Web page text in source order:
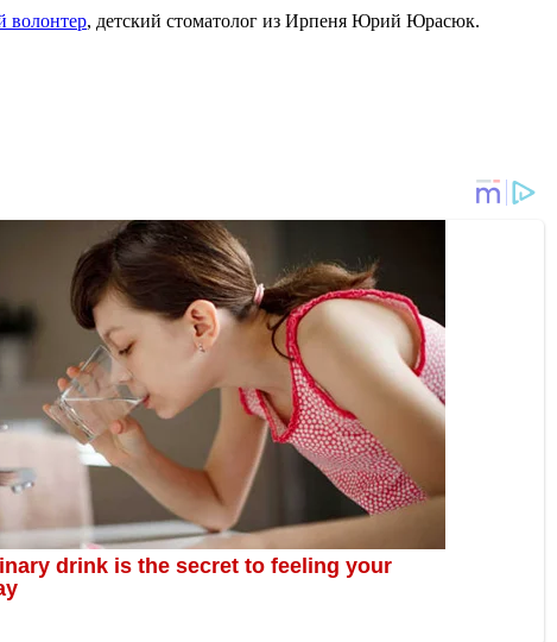
волонтер, детский стоматолог из Ирпеня Юрий Юрасюк.